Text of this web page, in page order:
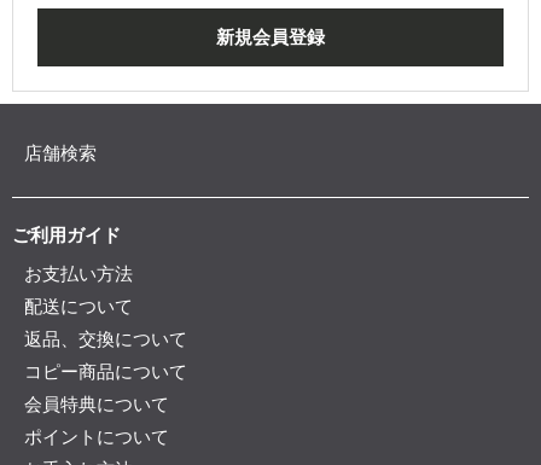
店舗検索
ご利用ガイド
お支払い方法
配送について
返品、交換について
コピー商品について
会員特典について
ポイントについて